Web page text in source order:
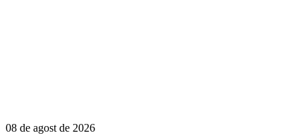
08 de agost de 2026